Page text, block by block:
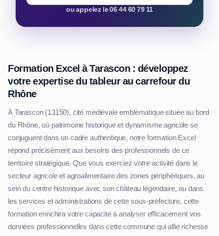
ou appelez le 06 44 60 79 11
Formation Excel à Tarascon : développez
votre expertise du tableur au carrefour du
Rhône
À Tarascon (13150), cité médiévale emblématique située au bord
du Rhône, où patrimoine historique et dynamisme agricole se
conjuguent dans un cadre authentique, notre formation Excel
répond précisément aux besoins des professionnels de ce
territoire stratégique. Que vous exerciez votre activité dans le
secteur agricole et agroalimentaire des zones périphériques, au
sein du centre historique avec son château légendaire, ou dans
les services et administrations de cette sous-préfecture, cette
formation enrichira votre capacité à analyser efficacement vos
données professionnelles dans cette commune qui allie richesse